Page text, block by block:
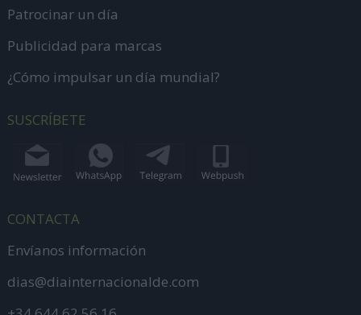
Patrocinar un día
Publicidad para marcas
¿Cómo impulsar un día mundial?
SUSCRÍBETE
CONTACTA
Envíanos información
dias@diainternacionalde.com